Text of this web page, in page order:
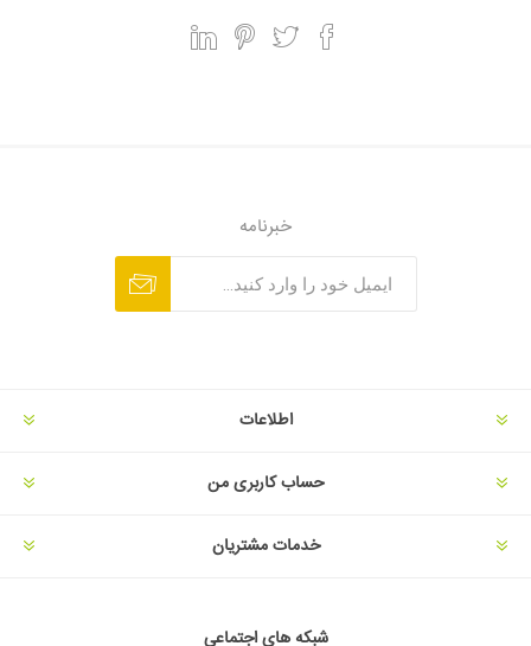
خبرنامه
اطلاعات
حساب کاربری من
خدمات مشتریان
شبکه های اجتماعی